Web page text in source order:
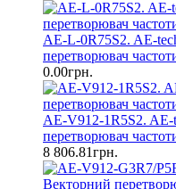
AE-L-0R75S2. AE-
перетворювач
0.00грн.
AE-V912-1R5S2.
перетворювач
8 806.81грн.